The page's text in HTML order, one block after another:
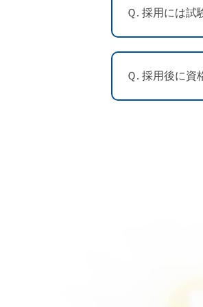
Ｑ. 採用には試
Ｑ. 採用後に資